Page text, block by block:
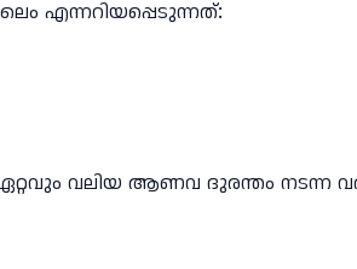
എന്നറിയപ്പെടുന്നത്:
വലിയ ആണവ ദുരന്തം നടന്ന